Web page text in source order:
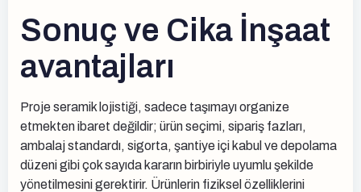
Sonuç ve Cika İnşaat
avantajları
Proje seramik lojistiği, sadece taşımayı organize
etmekten ibaret değildir; ürün seçimi, sipariş fazları,
ambalaj standardı, sigorta, şantiye içi kabul ve depolama
düzeni gibi çok sayıda kararın birbiriyle uyumlu şekilde
yönetilmesini gerektirir. Ürünlerin fiziksel özelliklerini